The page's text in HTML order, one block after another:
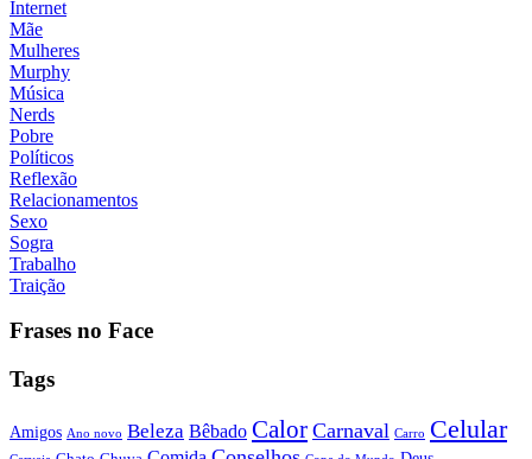
Internet
Mãe
Mulheres
Murphy
Música
Nerds
Pobre
Políticos
Reflexão
Relacionamentos
Sexo
Sogra
Trabalho
Traição
Frases no Face
Tags
Amigos Ano novo Beleza Bêbado Calor Carnaval Carro Celular